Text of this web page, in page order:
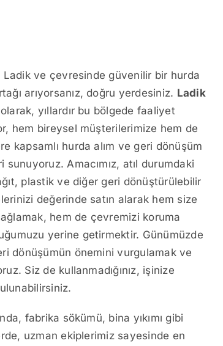
Ladik ve çevresinde güvenilir bir hurda
arıyorsanız, doğru yerdesiniz. Ladik
olarak, yıllardır bu bölgede faaliyet
hem bireysel müşterilerimize hem de
kapsamlı hurda alım ve geri dönüşüm
sunuyoruz. Amacımız, atıl durumdaki
plastik ve diğer geri dönüştürülebilir
değerinde satın alarak hem size
hem de çevremizi koruma
yerine getirmektir. Günümüzde
dönüşümün önemini vurgulamak ve
Siz de kullanmadığınız, işinize
fabrika sökümü, bina yıkımı gibi
uzman ekiplerimiz sayesinde en